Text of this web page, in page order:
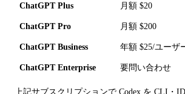
ChatGPT Plus 月額 $20
ChatGPT Pro 月額 $200
ChatGPT Business 年額 $25/ユーザ
ChatGPT Enterprise 要問い合わせ
上記サブスクリプションで Codex を CLI